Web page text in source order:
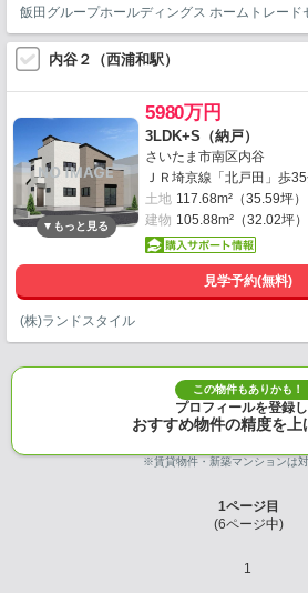
内谷２（西浦和駅）
5980万円
3LDK+S（納戸）
さいたま市南区内谷
ＪＲ埼京線「北戸田」歩
土地 117.68m²（35.59坪）
建物 105.88m²（32.02坪）
見学予約(無料)
(株)ランドスタイル
この物件もありかも！
プロフィールを登録
おすすめ物件の精度を上
※賃貸物件・新築マンションは
1ページ目
(6ページ中)
1